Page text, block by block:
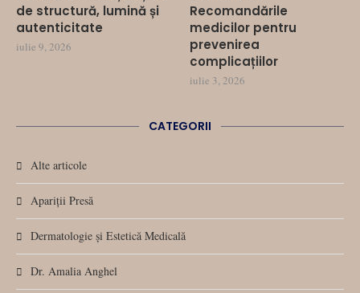
de structură, lumină și
autenticitate
iulie 9, 2026
Recomandările
medicilor pentru
prevenirea
complicațiilor
iulie 3, 2026
CATEGORII
Alte articole
Apariții Presă
Dermatologie și Estetică Medicală
Dr. Amalia Anghel